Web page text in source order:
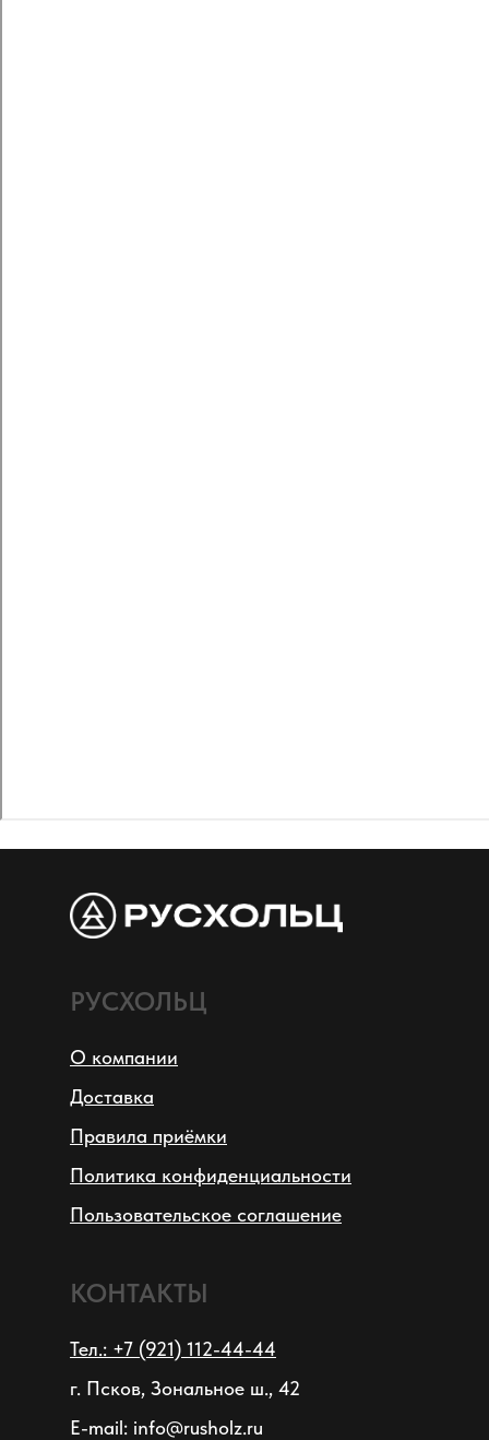
РУСХОЛЬЦ
О компании
Доставка
Правила приёмки
Политика конфиденциальности
Пользовательское соглашение
КОНТАКТЫ
Тел.: +7 (921) 112-44-44
г. Псков, Зональное ш., 42
E-mail: info@rusholz.ru